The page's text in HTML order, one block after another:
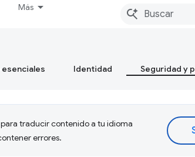
Más
Identidad Seguridad y
traducir contenido a tu idioma
errores.